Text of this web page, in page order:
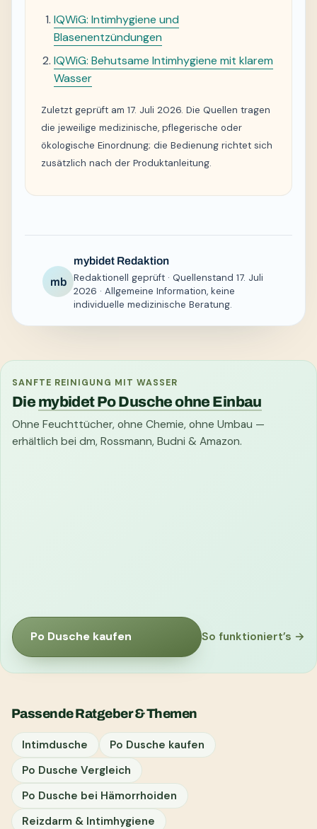
IQWiG: Intimhygiene und
Blasenentzündungen
IQWiG: Behutsame Intimhygiene mit klarem
Wasser
Zuletzt geprüft am 17. Juli 2026. Die Quellen tragen
die jeweilige medizinische, pflegerische oder
ökologische Einordnung; die Bedienung richtet sich
zusätzlich nach der Produktanleitung.
mb
mybidet Redaktion
Redaktionell geprüft · Quellenstand 17. Juli
2026 · Allgemeine Information, keine
individuelle medizinische Beratung.
SANFTE REINIGUNG MIT WASSER
Die mybidet Po Dusche ohne Einbau
Ohne Feuchttücher, ohne Chemie, ohne Umbau —
erhältlich bei dm, Rossmann, Budni & Amazon.
Po Dusche kaufen So funktioniert’s →
Passende Ratgeber & Themen
Intimdusche
Po Dusche kaufen
Po Dusche Vergleich
Po Dusche bei Hämorrhoiden
Reizdarm & Intimhygiene